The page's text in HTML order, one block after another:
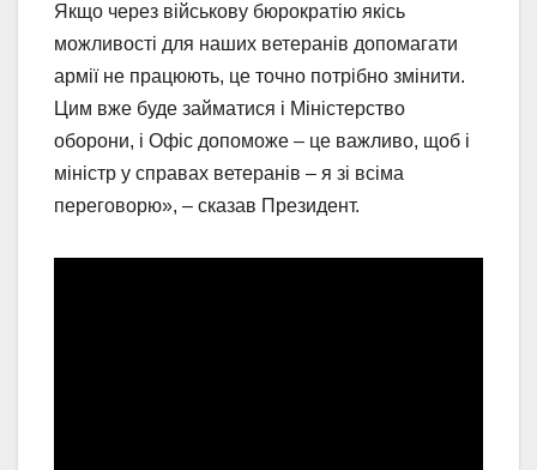
Якщо через військову бюрократію якісь
можливості для наших ветеранів допомагати
армії не працюють, це точно потрібно змінити.
Цим вже буде займатися і Міністерство
оборони, і Офіс допоможе – це важливо, щоб і
міністр у справах ветеранів – я зі всіма
переговорю», – сказав Президент.